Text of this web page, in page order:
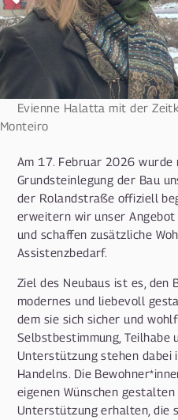
Evienne Halatta mit der
Monteiro
Am 17. Februar 2026
Grundsteinlegung der Bau
der Rolandstraße offiziell
erweitern wir unser Angebot
und schaffen zusätzliche
Assistenzbedarf.
Ziel des Neubaus ist es, den
modernes und liebevoll
dem sie sich sicher und
Selbstbestimmung, Teilhabe
Unterstützung stehen
Handelns. Die
eigenen Wünschen
Unterstützung erhalten, die